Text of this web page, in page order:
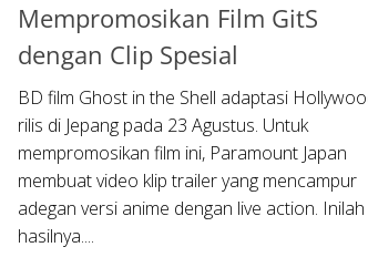
Mempromosikan Film GitS
dengan Clip Spesial
BD film Ghost in the Shell adaptasi
rilis di Jepang pada 23 Agustus. Untuk
mempromosikan film ini, Paramount Japan
membuat video klip trailer yang mencampur
adegan versi anime dengan live action. Inilah
hasilnya....